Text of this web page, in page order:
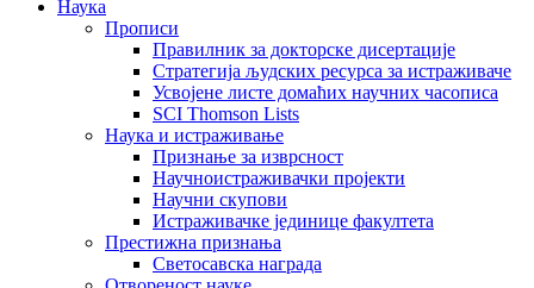
Наука
Прописи
Правилник за докторске дисертације
Стратегија људских ресурса за истраживаче
Усвојене листе домаћих научних часописа
SCI Thomson Lists
Наука и истраживање
Признање за изврсност
Научноистраживачки пројекти
Научни скупови
Истраживачке јединице факултета
Престижна признања
Светосавска награда